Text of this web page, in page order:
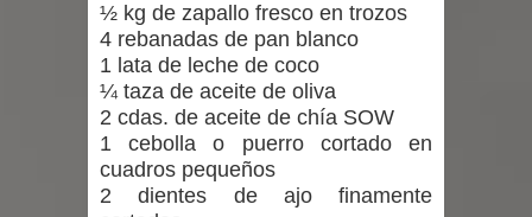
½ kg de zapallo fresco en trozos
4 rebanadas de pan blanco
1 lata de leche de coco
¼ taza de aceite de oliva
2 cdas. de aceite de chía SOW
1 cebolla o puerro cortado en
cuadros pequeños
2 dientes de ajo finamente